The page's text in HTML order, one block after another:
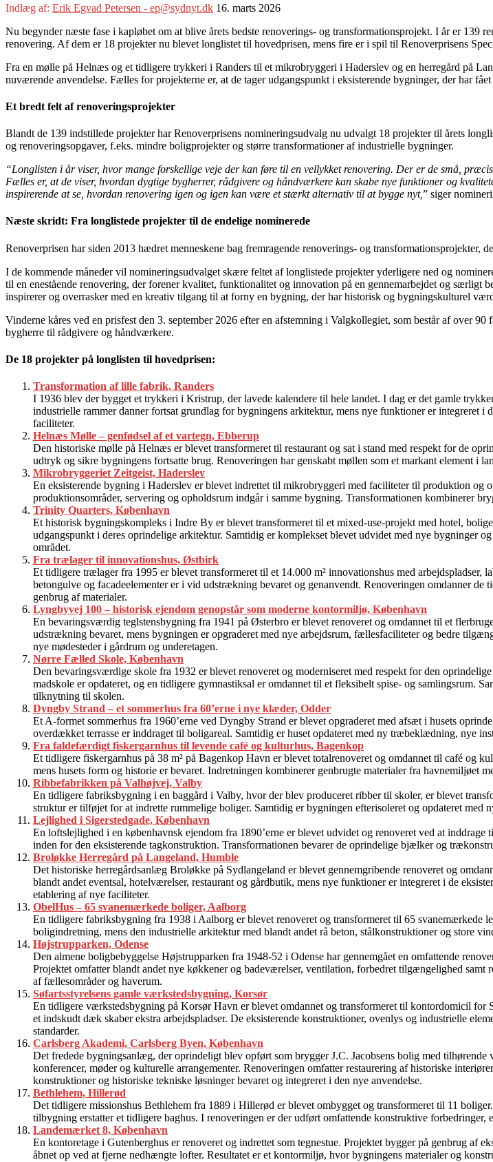
Indlæg af: Erik Egvad Petersen - ep@sydnyt.dk 16. marts 2026
Nu begynder næste fase i kapløbet om at blive årets bedste renoverings- og transformationsprojekt. I år er 139
renovering. Af dem er 18 projekter nu blevet longlistet til hovedprisen, mens fire er i spil til Renoverprisens
Fra en mølle på Helnæs og et tidligere trykkeri i Randers til et mikrobryggeri i Haderslev og en herregård på
nuværende anvendelse. Fælles for projekterne er, at de tager udgangspunkt i eksisterende bygninger, der har
Et bredt felt af renoveringsprojekter
Blandt de 139 indstillede projekter har Renoverprisens nomineringsudvalg nu udvalgt 18 projekter til årets
og renoveringsopgaver, f.eks. mindre boligprojekter og større transformationer af industrielle bygninger.
“Longlisten i år viser, hvor mange forskellige veje der kan føre til en vellykket renovering. Der er de små,
Fælles er, at de viser, hvordan dygtige bygherrer, rådgivere og håndværkere kan skabe nye funktioner og
inspirerende at se, hvordan renovering igen og igen kan være et stærkt alternativ til at bygge nyt,” siger
Næste skridt: Fra longlistede projekter til de endelige nominerede
Renoverprisen har siden 2013 hædret menneskene bag fremragende renoverings- og transformationsprojekter,
I de kommende måneder vil nomineringsudvalget skære feltet af longlistede projekter yderligere ned og
til en enestående renovering, der forener kvalitet, funktionalitet og innovation på en gennemarbejdet og særligt
inspirerer og overrasker med en kreativ tilgang til at forny en bygning, der har historisk og bygningskulturel
Vinderne kåres ved en prisfest den 3. september 2026 efter en afstemning i Valgkollegiet, som består af over
bygherre til rådgivere og håndværkere.
De 18 projekter på longlisten til hovedprisen:
Transformation af lille fabrik, Randers
I 1936 blev der bygget et trykkeri i Kristrup, der lavede kalendere til hele landet. I dag er det gamle
industrielle rammer danner fortsat grundlag for bygningens arkitektur, mens nye funktioner er integreret
faciliteter.
Helnæs Mølle – genfødsel af et vartegn, Ebberup
Den historiske mølle på Helnæs er blevet transformeret til restaurant og sat i stand med respekt for de
udtryk og sikre bygningens fortsatte brug. Renoveringen har genskabt møllen som et markant element i
Mikrobryggeriet Zeitgeist, Haderslev
En eksisterende bygning i Haderslev er blevet indrettet til mikrobryggeri med faciliteter til produktion og
produktionsområder, servering og opholdsrum indgår i samme bygning. Transformationen kombinerer
Trinity Quarters, København
Et historisk bygningskompleks i Indre By er blevet transformeret til et mixed-use-projekt med hotel,
udgangspunkt i deres oprindelige arkitektur. Samtidig er komplekset blevet udvidet med nye bygninger
området.
Fra trælager til innovationshus, Østbirk
Et tidligere trælager fra 1995 er blevet transformeret til et 14.000 m² innovationshus med
betongulve og facadeelementer er i vid udstrækning bevaret og genanvendt. Renoveringen omdanner
genbrug af materialer.
Lyngbyvej 100 – historisk ejendom genopstår som moderne kontormiljø, København
En bevaringsværdig teglstensbygning fra 1941 på Østerbro er blevet renoveret og omdannet til et
udstrækning bevaret, mens bygningen er opgraderet med nye arbejdsrum, fællesfaciliteter og bedre
nye mødesteder i gårdrum og underetagen.
Nørre Fælled Skole, København
Den bevaringsværdige skole fra 1932 er blevet renoveret og moderniseret med respekt for den
madskole er opdateret, og en tidligere gymnastiksal er omdannet til et fleksibelt spise- og samlingsrum.
tilknytning til skolen.
Dyngby Strand – et sommerhus fra 60’erne i nye klæder, Odder
Et A-formet sommerhus fra 1960’erne ved Dyngby Strand er blevet opgraderet med afsæt i husets
overdækket terrasse er inddraget til boligareal. Samtidig er huset opdateret med ny træbeklædning, nye
Fra faldefærdigt fiskergarnhus til levende café og kulturhus, Bagenkop
Et tidligere fiskergarnhus på 38 m² på Bagenkop Havn er blevet totalrenoveret og omdannet til café og
mens husets form og historie er bevaret. Indretningen kombinerer genbrugte materialer fra havnemiljøet
Ribbefabrikken på Valhøjvej, Valby
En tidligere fabriksbygning i en baggård i Valby, hvor der blev produceret ribber til skoler, er blevet
struktur er tilføjet for at indrette rummelige boliger. Samtidig er bygningen efterisoleret og opdateret med
Lejlighed i Sigerstedgade, København
En loftslejlighed i en københavnsk ejendom fra 1890’erne er blevet udvidet og renoveret ved at
inden for den eksisterende tagkonstruktion. Transformationen bevarer de oprindelige bjælker og
Broløkke Herregård på Langeland, Humble
Det historiske herregårdsanlæg Broløkke på Sydlangeland er blevet gennemgribende renoveret og
blandt andet eventsal, hotelværelser, restaurant og gårdbutik, mens nye funktioner er integreret i de
etablering af nye faciliteter.
ObelHus – 65 svanemærkede boliger, Aalborg
En tidligere fabriksbygning fra 1938 i Aalborg er blevet renoveret og transformeret til 65
boligindretning, mens den industrielle arkitektur med blandt andet rå beton, stålkonstruktioner og store
Højstrupparken, Odense
Den almene boligbebyggelse Højstrupparken fra 1948-52 i Odense har gennemgået en omfattende
Projektet omfatter blandt andet nye køkkener og badeværelser, ventilation, forbedret tilgængelighed
af fællesområder og haverum.
Søfartsstyrelsens gamle værkstedsbygning, Korsør
En tidligere værkstedsbygning på Korsør Havn er blevet omdannet og transformeret til kontordomicil
et indskudt dæk skaber ekstra arbejdspladser. De eksisterende konstruktioner, ovenlys og industrielle
standarder.
Carlsberg Akademi, Carlsberg Byen, København
Det fredede bygningsanlæg, der oprindeligt blev opført som brygger J.C. Jacobsens bolig med
konferencer, møder og kulturelle arrangementer. Renoveringen omfatter restaurering af historiske
konstruktioner og historiske tekniske løsninger bevaret og integreret i den nye anvendelse.
Bethlehem, Hillerød
Det tidligere missionshus Bethlehem fra 1889 i Hillerød er blevet ombygget og transformeret til 11
tilbygning erstatter et tidligere baghus. I renoveringen er der udført omfattende konstruktive
Landemærket 8, København
En kontoretage i Gutenberghus er renoveret og indrettet som tegnestue. Projektet bygger på genbrug af
åbnet op ved at fjerne nedhængte lofter. Resultatet er et kontormiljø, hvor bygningens materialer og